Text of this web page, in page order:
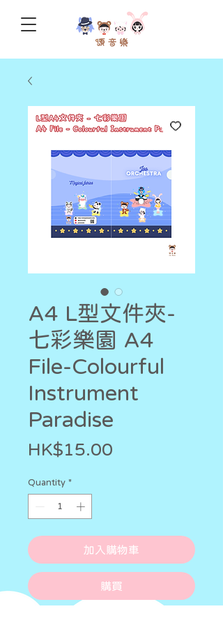
A4 L型文件夾-
七彩樂園 A4
File-Colourful
Instrument
Paradise
HK$15.00
Quantity *
加入購物車
購買